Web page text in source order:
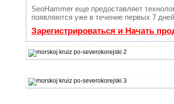
SeoHammer еще предоставляет
появляются уже в течение первых 7
Зарегистрироваться и Начать